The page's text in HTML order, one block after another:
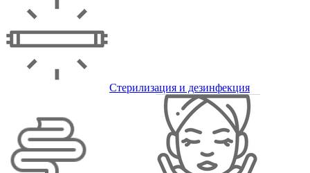
Стерилизация и дезинфекция